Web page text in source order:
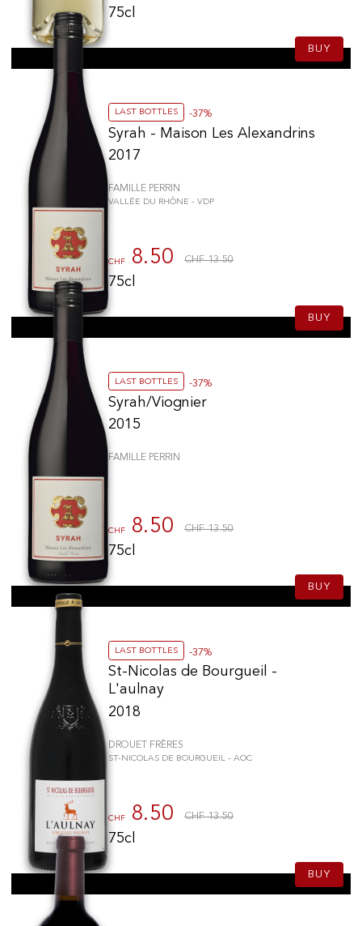
75cl
BUY
LAST BOTTLES -37%
Syrah - Maison Les Alexandrins
2017
FAMILLE PERRIN
VALLÉE DU RHÔNE - VDP
CHF 8.50 CHF 13.50
75cl
BUY
LAST BOTTLES -37%
Syrah/Viognier
2015
FAMILLE PERRIN
CHF 8.50 CHF 13.50
75cl
BUY
LAST BOTTLES -37%
St-Nicolas de Bourgueil -
L'aulnay
2018
DROUET FRÈRES
ST-NICOLAS DE BOURGUEIL - AOC
CHF 8.50 CHF 13.50
75cl
BUY